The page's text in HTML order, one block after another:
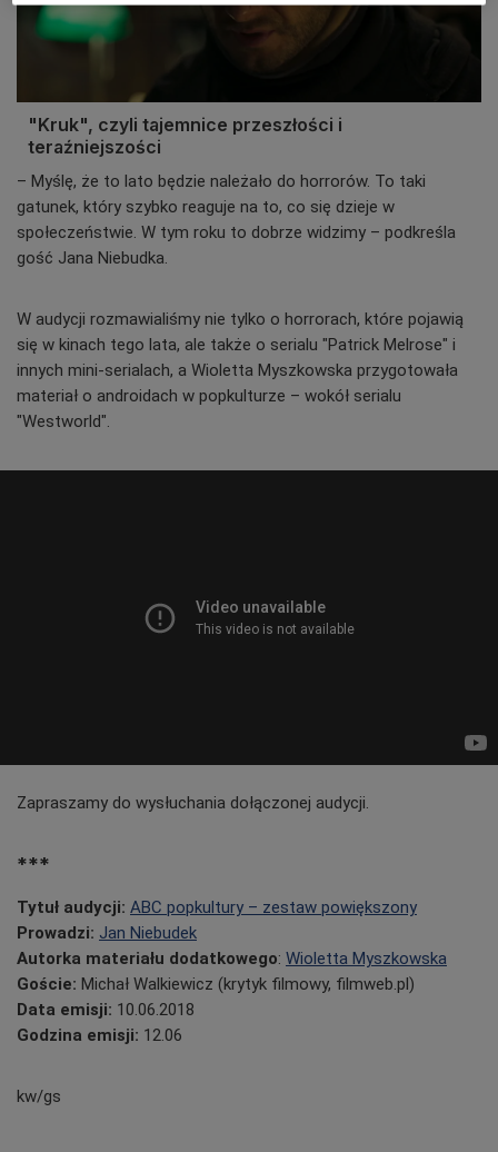
"Kruk", czyli tajemnice przeszłości i
teraźniejszości
– Myślę, że to lato będzie należało do horrorów. To taki
gatunek, który szybko reaguje na to, co się dzieje w
społeczeństwie. W tym roku to dobrze widzimy – podkreśla
gość Jana Niebudka.
W audycji rozmawialiśmy nie tylko o horrorach, które pojawią
się w kinach tego lata, ale także o serialu "Patrick Melrose" i
innych mini-serialach, a Wioletta Myszkowska przygotowała
materiał o androidach w popkulturze – wokół serialu
"Westworld".
Zapraszamy do wysłuchania dołączonej audycji.
***
Tytuł audycji: ABC popkultury – zestaw powiększony
Prowadzi: Jan Niebudek
Autorka materiału dodatkowego: Wioletta Myszkowska
Goście: Michał Walkiewicz (krytyk filmowy, filmweb.pl)
Data emisji: 10.06.2018
Godzina emisji: 12.06
kw/gs